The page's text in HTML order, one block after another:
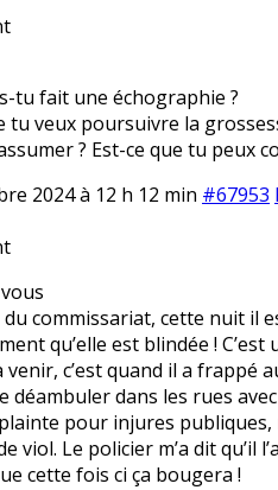
tu fait une échographie ?
tu veux poursuivre la
? Est-ce que tu peux
2024 à 12 h 12 min #67953
du commissariat, cette nuit il
qu’elle est blindée !
venir, c’est quand il a frappé
déambuler dans les rues
pour injures
viol. Le policier m’a dit qu’il
cette fois ci ça bougera !